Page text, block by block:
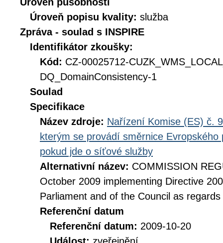
Úroveň popisu kvality: služba
Zpráva - soulad s INSPIRE
Identifikátor zkoušky:
Kód: CZ-00025712-
DQ_DomainConsistency-1
Soulad
Specifikace
Název zdroje: Nařízení Komise (ES) č.
kterým se provádí směrnice
pokud jde o síťové služby
Alternativní název: COMMISSION
October 2009 implementing Directive
Parliament and of the Council as
Referenční datum
Referenční datum: 2009-10-20